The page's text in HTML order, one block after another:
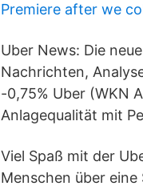
Premiere after we
Uber News: Die
Nachrichten,
-0,75% Uber (WKN
Anlagequalität mit
Viel Spaß mit der
Menschen über